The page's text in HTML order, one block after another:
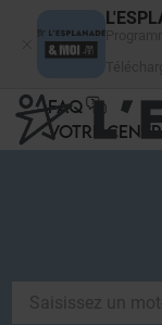
FAQ
VOTRE
Panneau de gestion